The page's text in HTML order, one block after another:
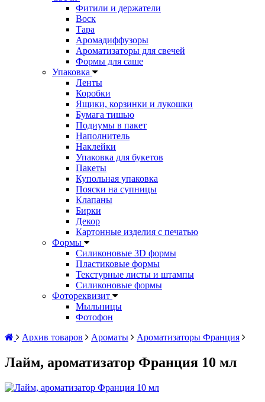
Фитили и держатели
Воск
Тара
Аромадиффузоры
Ароматизаторы для свечей
Формы для саше
Упаковка
Ленты
Коробки
Ящики, корзинки и лукошки
Бумага тишью
Подиумы в пакет
Наполнитель
Наклейки
Упаковка для букетов
Пакеты
Купольная упаковка
Пояски на супницы
Клапаны
Бирки
Декор
Картонные изделия с печатью
Формы
Силиконовые 3D формы
Пластиковые формы
Текстурные листы и штампы
Силиконовые формы
Фотореквизит
Мыльницы
Фотофон
Архив товаров
Ароматы Ароматизаторы Франция
Лайм, ароматизатор Франция 10 мл